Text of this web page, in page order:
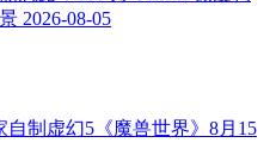
2026-08-05
制虚幻5《魔兽世界》8月15